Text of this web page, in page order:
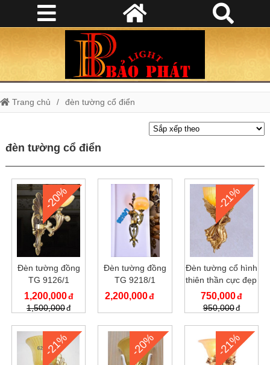
Trang chủ đèn tường cổ điển
đèn tường cổ điển
-20%
Đèn tường đồng
TG 9126/1
1,200,000
1,500,000
Đèn tường đồng
TG 9218/1
2,200,000
-21%
Đèn tường cổ hình
thiên thần cực đẹp
750,000
950,000
-21% -20% -21%